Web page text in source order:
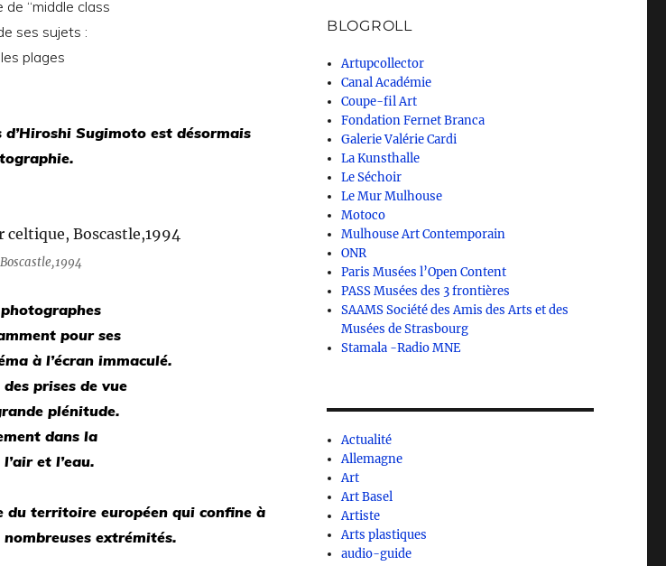
“middle class
ses sujets :
plages
d’Hiroshi Sugimotoest désormais
pour ses
à l’écran immaculé.
prises de vue
plénitude.
dans la
et l’eau.
du territoire européen qui confine à
nombreuses extrémités.
BLOGROLL
Artupcollector
Canal Académie
Coupe-fil Art
Fondation Fernet Branca
Galerie Valérie Cardi
La Kunsthalle
Le Séchoir
Le Mur Mulhouse
Motoco
Mulhouse Art Contemporain
ONR
Paris Musées l’Open Content
PASS Musées des 3 frontières
SAAMS Société des Amis des Arts et des
Musées de Strasbourg
Stamala -Radio MNE
Actualité
Allemagne
Art
Art Basel
Artiste
Arts plastiques
audio-guide